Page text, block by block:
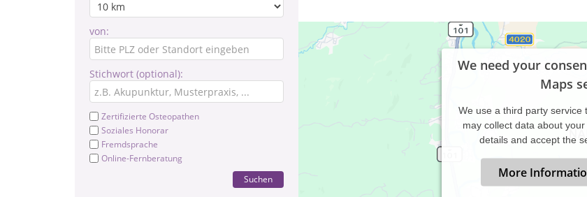
von:
Stichwort (optional):
Zertifizierte Osteopathen
Soziales Honorar
Fremdsprache
Online-Fernberatung
Suchen
We need your
Maps
We use a third party
may collect data about
details and accept the
More